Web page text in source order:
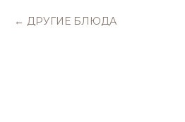
ДРУГИЕ БЛЮДА